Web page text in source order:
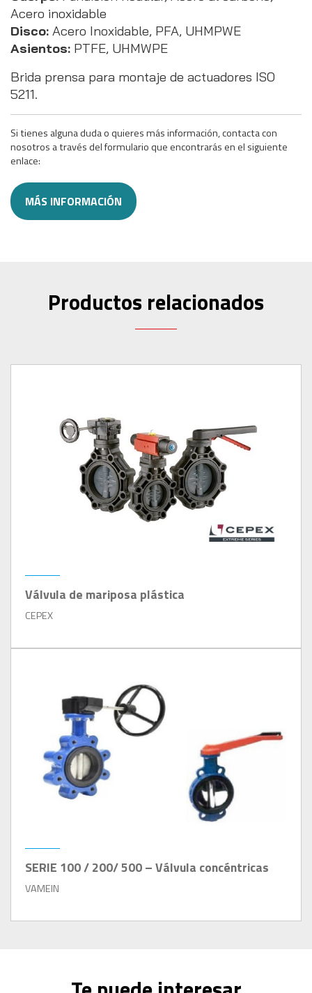
Acero inoxidable
Disco: Acero Inoxidable, PFA, UHMPWE
Asientos: PTFE, UHMWPE
Brida prensa para montaje de actuadores ISO
5211.
Si tienes alguna duda o quieres más información, contacta con
nosotros a través del formulario que encontrarás en el siguiente
enlace:
MÁS INFORMACIÓN
Productos relacionados
Válvula de mariposa plástica
CEPEX
SERIE 100 / 200/ 500 – Válvula concéntricas
VAMEIN